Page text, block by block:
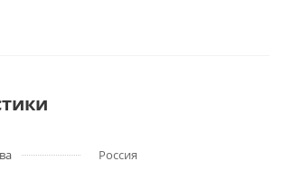
Россия